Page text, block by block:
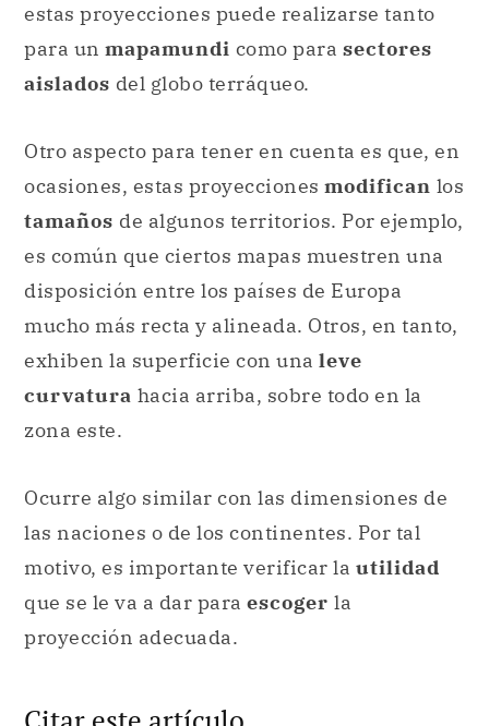
Otro aspecto para tener en cuenta es que, en
ocasiones, estas proyeccionesmodifican
tamañosde algunos territorios. Por ejemplo,
disposición entre los países de Europa
mucho más recta y alineada. Otros, en tanto,
exhiben la superficie con unaleve
curvaturahacia arriba, sobre todo en la
zona este.
Ocurre algo similar con las dimensiones de
las naciones o de los continentes. Por tal
motivo, es importante verificar la
proyección adecuada.
Citar este artículo
Fernández, A. M. (25 de octubre de 2022).
ejemplos. Definicion.com.